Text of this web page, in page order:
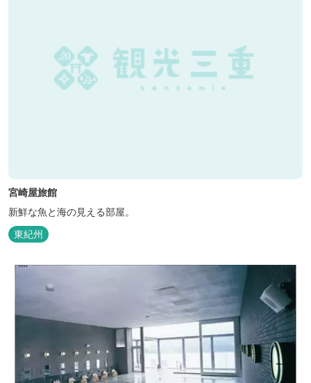
宮崎屋旅館
新鮮な魚と海の見える部屋。
東紀州